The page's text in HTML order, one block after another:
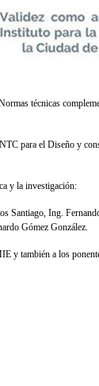
técnicas
para el Diseño y
y la investigación:
Ing.
Gómez González.
y también a los